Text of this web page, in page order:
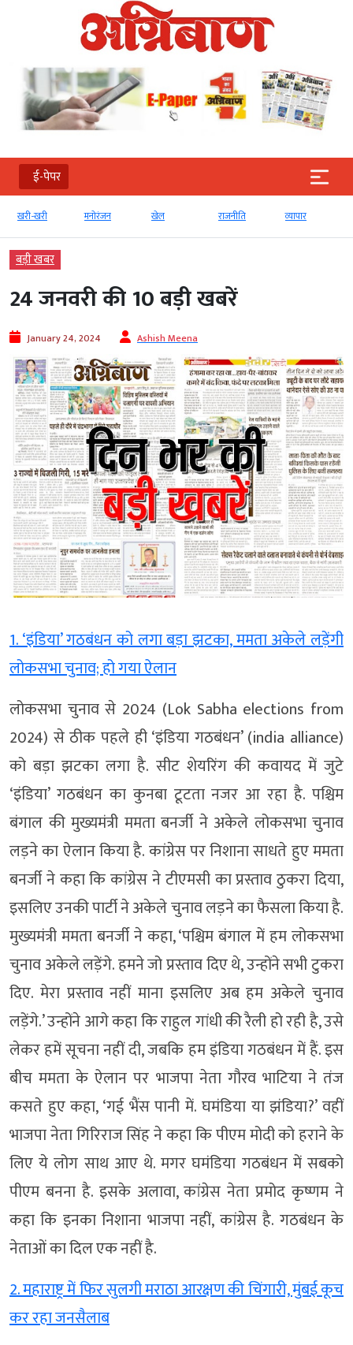
ई-पेपर
मनोरंजन खेल राजनीति व्‍यापार टेक्‍नोलॉजी
बड़ी खबर
24 जनवरी की 10 बड़ी खबरें
January 24, 2024 Ashish Meena
1. ‘इंडिया’ गठबंधन को लगा बड़ा झटका, ममता अकेले लड़ेंगी
लोकसभा चुनाव; हो गया ऐलान
लोकसभा चुनाव से 2024 (Lok Sabha elections from
2024) से ठीक पहले ही ‘इंडिया गठबंधन’ (india alliance)
को बड़ा झटका लगा है. सीट शेयरिंग की कवायद में जुटे
‘इंडिया’ गठबंधन का कुनबा टूटता नजर आ रहा है. पश्चिम
बंगाल की मुख्यमंत्री ममता बनर्जी ने अकेले लोकसभा चुनाव
लड़ने का ऐलान किया है. कांग्रेस पर निशाना साधते हुए ममता
बनर्जी ने कहा कि कांग्रेस ने टीएमसी का प्रस्ताव ठुकरा दिया,
इसलिए उनकी पार्टी ने अकेले चुनाव लड़ने का फैसला किया है.
मुख्यमंत्री ममता बनर्जी ने कहा, ‘पश्चिम बंगाल में हम लोकसभा
चुनाव अकेले लड़ेंगे. हमने जो प्रस्ताव दिए थे, उन्होंने सभी टुकरा
दिए. मेरा प्रस्ताव नहीं माना इसलिए अब हम अकेले चुनाव
लड़ेंगे.’ उन्होंने आगे कहा कि राहुल गांधी की रैली हो रही है, उसे
लेकर हमें सूचना नहीं दी, जबकि हम इंडिया गठबंधन में हैं. इस
बीच ममता के ऐलान पर भाजपा नेता गौरव भाटिया ने तंज
कसते हुए कहा, ‘गई भैंस पानी में. घमंडिया या झंडिया?’ वहीं
भाजपा नेता गिरिराज सिंह ने कहा कि पीएम मोदी को हराने के
लिए ये लोग साथ आए थे. मगर घमंडिया गठबंधन में सबको
पीएम बनना है. इसके अलावा, कांग्रेस नेता प्रमोद कृष्णम ने
कहा कि इनका निशाना भाजपा नहीं, कांग्रेस है. गठबंधन के
नेताओं का दिल एक नहीं है.
2. महाराष्ट्र में फिर सुलगी मराठा आरक्षण की चिंगारी, मुंबई कूच
कर रहा जनसैलाब